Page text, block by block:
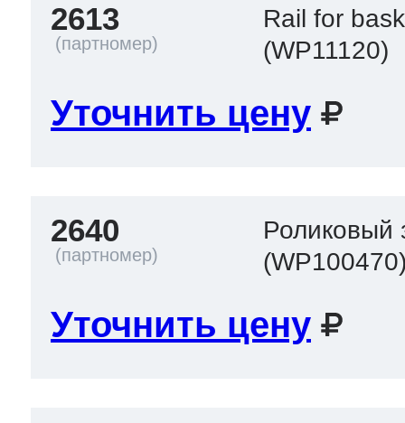
2613
Rail for
(WP11120)
Уточнить цену
2640
Роликовый
Уточнить цену